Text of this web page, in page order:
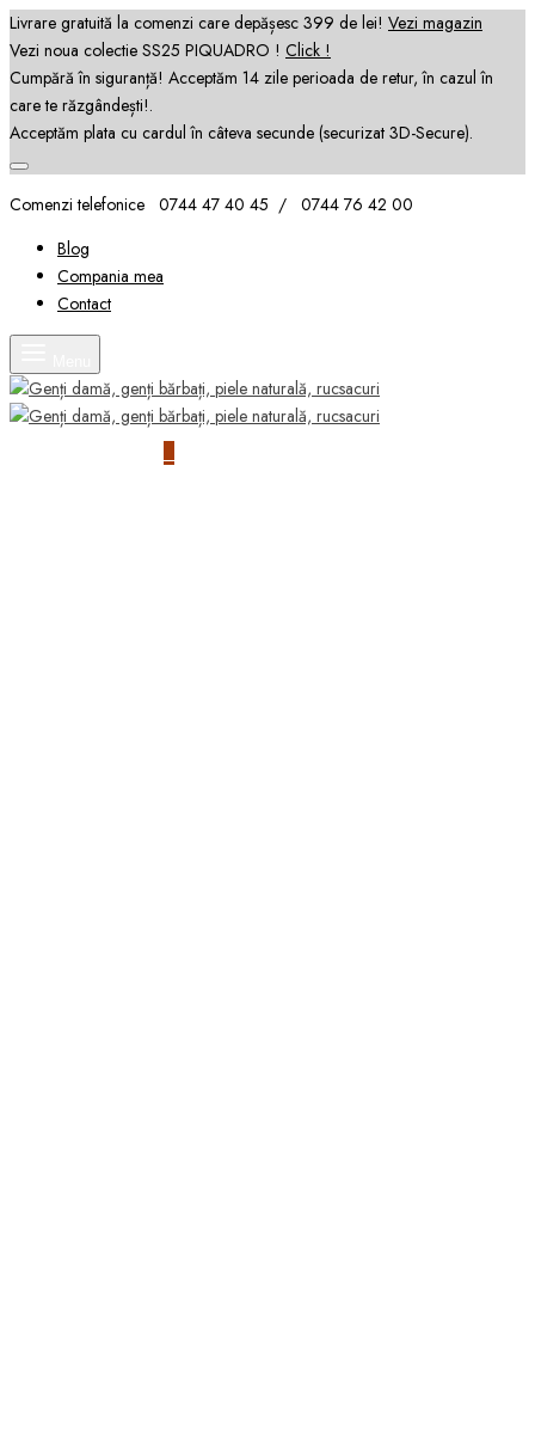
Livrare gratuită la comenzi care depășesc 399 de lei! Vezi magazin
Vezi noua colectie SS25 PIQUADRO ! Click !
Cumpără în siguranță! Acceptăm 14 zile perioada de retur, în cazul în
care te răzgândești!.
Acceptăm plata cu cardul în câteva secunde (securizat 3D-Secure).
Comenzi telefonice 0744 47 40 45 / 0744 76 42 00
Blog
Compania mea
Contact